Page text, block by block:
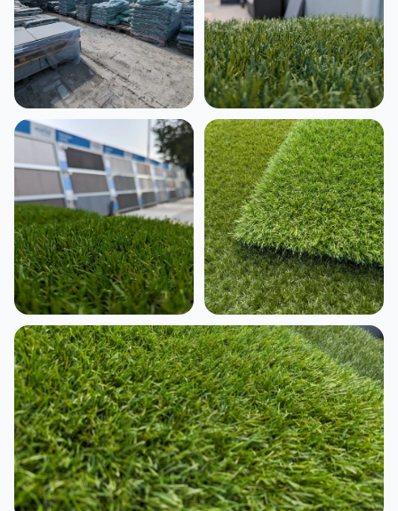
Tuin met keramische
tegels
Betontegels oprit
Grind en split tuin Moderne tuinbestrating